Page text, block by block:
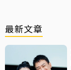
最新文章